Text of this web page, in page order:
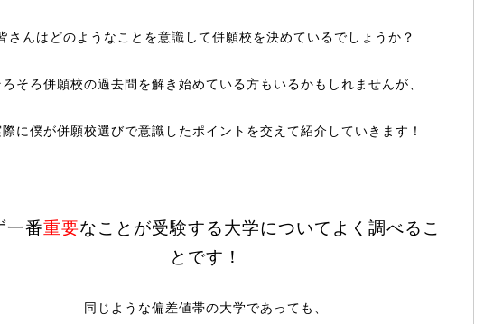
さんはどのようなことを意識して併願校を決めているでしょうか？
ろそろ併願校の過去問を解き始めている方もいるかもしれませんが、
際に僕が併願校選びで意識したポイントを交えて紹介していきます！
一番重要なことが受験する大学についてよく調べるこ
とです！
同じような偏差値帯の大学であっても、